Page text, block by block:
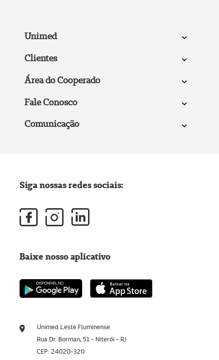
Unimed
Clientes
Área do Cooperado
Fale Conosco
Comunicação
Unimed Leste Fluminense
Rua Dr. Borman, 51 - Niterói - RJ
CEP: 24020-320
Siga nossas redes sociais:
Baixe nosso aplicativo